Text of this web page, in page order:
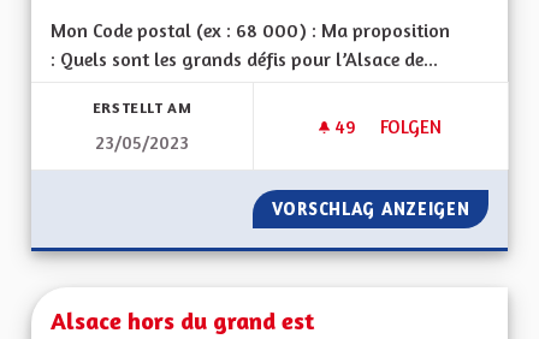
Mon Code postal (ex : 68 000) : Ma proposition
: Quels sont les grands défis pour l’Alsace de...
ERSTELLT AM
23/05/2023
49 49 FOLLOWER
FOLGEN
UN TERRITOIRE
VORSCHLAG ANZEIGEN UN
Alsace hors du grand est